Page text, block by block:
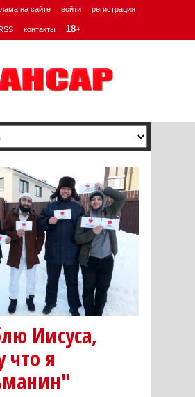
на сайте войти регистрация
контакты 18+
Иисуса,
что я